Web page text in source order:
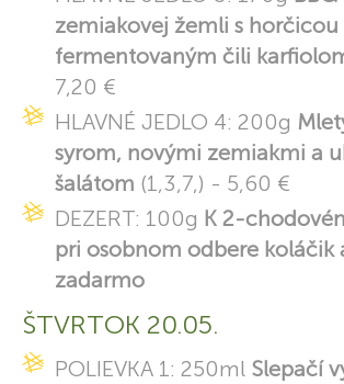
zemiakovej žemli s horčicou
fermentovaným čili
7,20 €
HLAVNÉ JEDLO 4: 200g
syrom, novými zemiakmi a
šalátom (1,3,7,) - 5,60 €
DEZERT: 100g K 2-
pri osobnom odbere koláčik
zadarmo
ŠTVRTOK 20.05.
POLIEVKA 1: 250ml Slepačí